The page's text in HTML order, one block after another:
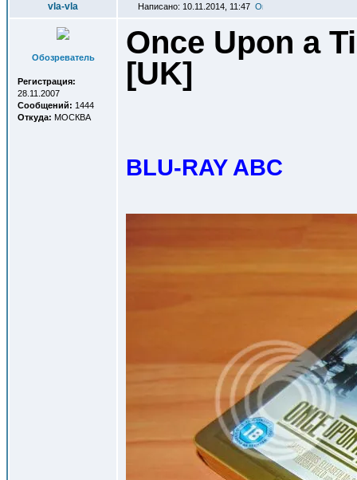
vla-vla Написано: 10.11.2014, 11:47
Обозреватель
Регистрация:
28.11.2007
Сообщений: 1444
Откуда: МОСКВА
Once Upon a
[UK]
BLU-RAY ABC